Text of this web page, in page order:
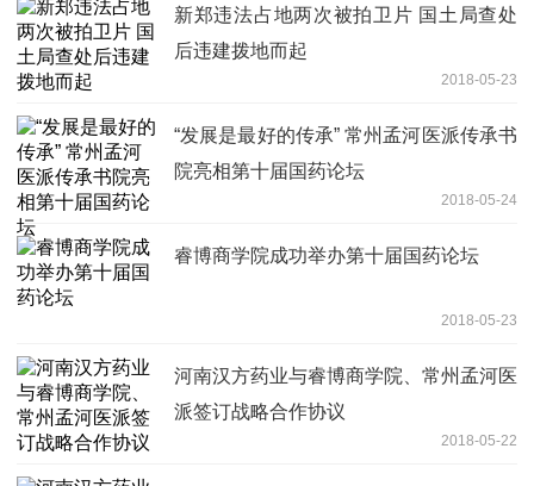
新郑违法占地两次被拍卫片 国土局查处
后违建拨地而起
2018-05-23
“发展是最好的传承” 常州孟河医派传承书
院亮相第十届国药论坛
2018-05-24
睿博商学院成功举办第十届国药论坛
2018-05-23
河南汉方药业与睿博商学院、常州孟河医
派签订战略合作协议
2018-05-22